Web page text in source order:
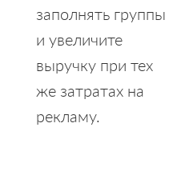
заполнять группы
и увеличите
выручку при тех
же затратах на
рекламу.